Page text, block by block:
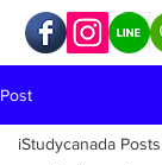
Post
iStudycanada Posts